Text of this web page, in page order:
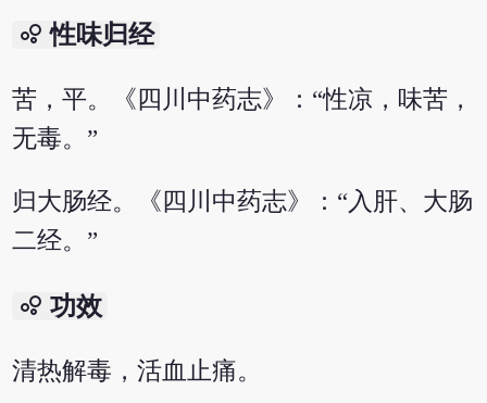
bubble_chart 性味归经
苦，平。《四川中药志》：“性凉，味苦，
无毒。”
归大肠经。《四川中药志》：“入肝、大肠
二经。”
bubble_chart 功效
清热解毒，活血止痛。